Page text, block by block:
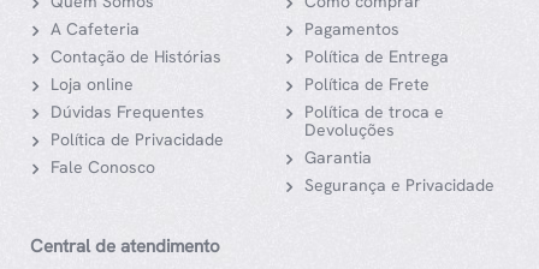
A Cafeteria
Contação de Histórias
Loja online
Dúvidas Frequentes
Política de Privacidade
Fale Conosco
Pagamentos
Política de Entrega
Política de Frete
Política de troca e
Devoluções
Garantia
Segurança e Privacidade
Central de atendimento